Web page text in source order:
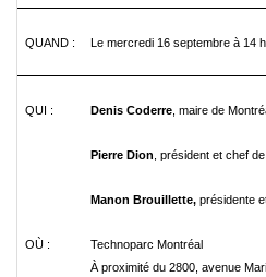
QUAND : Le mercredi 16 septembre à 14 h
QUI : Denis Coderre , maire de
Pierre Dion , président et chef
Manon Brouillette, présidente
OÙ :
Technoparc Montréal
À proximité du 2800, avenue